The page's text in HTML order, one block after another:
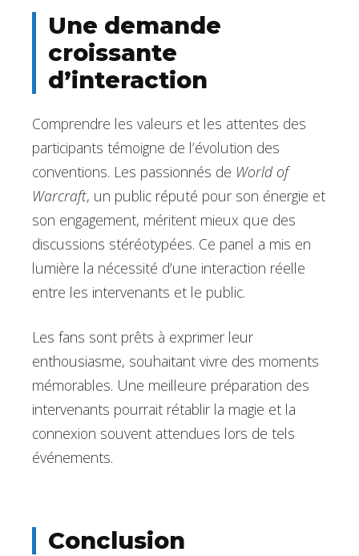
Une demande
croissante
d’interaction
Comprendre les valeurs et les attentes des
participants témoigne de l’évolution des
conventions. Les passionnés de World of
Warcraft, un public réputé pour son énergie et
son engagement, méritent mieux que des
discussions stéréotypées. Ce panel a mis en
lumière la nécessité d’une interaction réelle
entre les intervenants et le public.
Les fans sont prêts à exprimer leur
enthousiasme, souhaitant vivre des moments
mémorables. Une meilleure préparation des
intervenants pourrait rétablir la magie et la
connexion souvent attendues lors de tels
événements.
Conclusion